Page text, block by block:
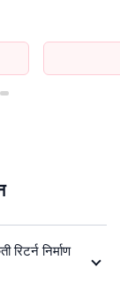
निर्माण